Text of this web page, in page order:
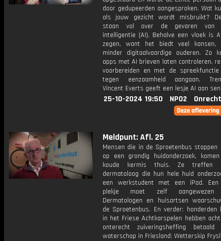
door gedupeerden aangesproken. Wat
als jouw gezicht wordt misbruikt?
staan vol over de gevaren van
intelligentie (AI). Behalve een vloek is
zegen, want het biedt veel kansen,
minder digitaalvaardige ouderen. Zo
apps met AI brieven laten controleren,
voorbereiden en met de
tegen eenzaamheid aangaan.
Vincent Everts geeft een lesje AI aan
25-10-2024 19:50 NPO2
Meldpunt: Afl. 25
Mensen die in de Sproetenbus stappen
op een grondig huidonderzoek,
koude kermis thuis. Ze treffen
dermatoloog die hun hele huid
een werkstudent met een iPad. Een
plekje moet zelf aangewezen
Dermatologen en huisartsen
de Sproetenbus. En verder: honderden
in het Friese Achtkarspelen hebben
onterecht zuiveringsheffing
waterschap in Friesland: Wetterskip